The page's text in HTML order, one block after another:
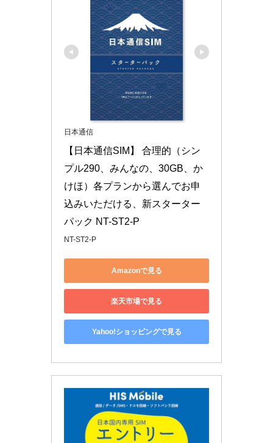
日本通信
【日本通信SIM】 合理的（シン
プル290、みんなの、30GB、か
けほ）各プランから選んでお申
込みいただける、新スターター
パック NT-ST2-P
NT-ST2-P
Amazonで見る
楽天市場で見る
Yahoo!ショッピングで見る